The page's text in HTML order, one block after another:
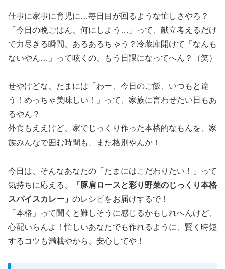
仕事に家事に育児に…毎日目が回るような忙しさやろ？
「今日の晩ごはん、何にしよう…」って、献立考えるだけ
で力尽きる瞬間、あるあるちゃう？冷蔵庫開けて「なんも
ないやん…」って呟くの、もう日課になってへん？（笑）
せやけどな、たまには「わー、今日のご飯、いつもと違
う！めっちゃ美味しい！」って、家族に言わせたい日もあ
るやん？
外食もええけど、家でじっくり作った本格的なもんを、家
族みんなで囲む時間も、また格別やんか！
今日は、そんなあなたの「たまにはこだわりたい！」って
気持ちに応える、
「豚肩ロースと彩り野菜のじっくり本格
スパイスカレー」 のレシピをお届けするで！
「本格」って聞くと難しそうに感じるかもしれへんけど、
心配いらんよ！忙しいあなたでも作れるように、賢く時短
するコツも満載やから、安心してや！